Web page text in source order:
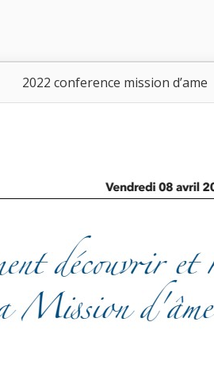
2022 conference mission d’ame